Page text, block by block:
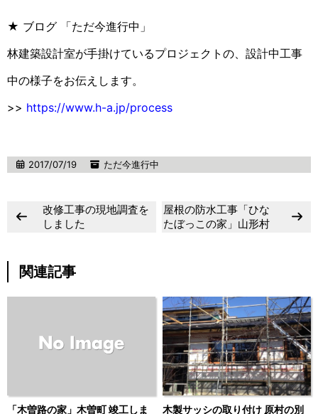
★ ブログ 「ただ今進行中」
林建築設計室が手掛けているプロジェクトの、設計中工事
中の様子をお伝えします。
>> https://www.h-a.jp/process
2017/07/19 ただ今進行中
改修工事の現地調査を
しました
屋根の防水工事「ひな
たぼっこの家」山形村
関連記事
「木曽路の家」木曽町 竣工しま 木製サッシの取り付け 原村の別